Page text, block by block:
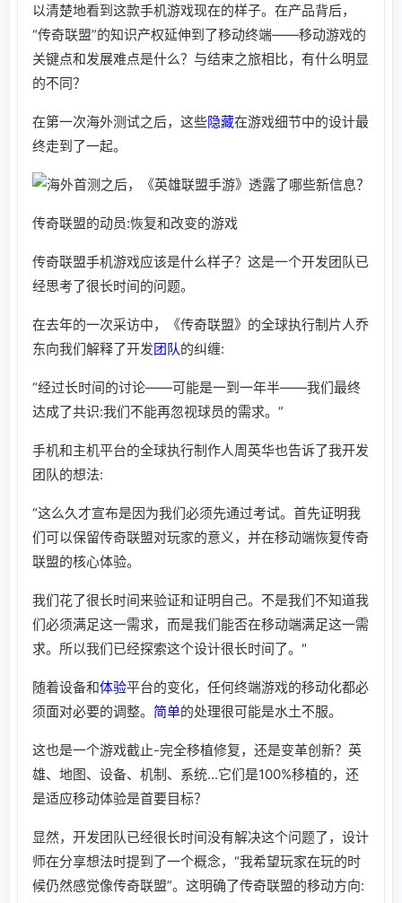
以清楚地看到这款手机游戏现在的样子。在产品背后，
“传奇联盟”的知识产权延伸到了移动终端——移动游戏的
关键点和发展难点是什么？与结束之旅相比，有什么明显
的不同？
在第一次海外测试之后，这些隐藏在游戏细节中的设计最
终走到了一起。
传奇联盟的动员:恢复和改变的游戏
传奇联盟手机游戏应该是什么样子？这是一个开发团队已
经思考了很长时间的问题。
在去年的一次采访中，《传奇联盟》的全球执行制片人乔
东向我们解释了开发团队的纠缠:
“经过长时间的讨论——可能是一到一年半——我们最终
达成了共识:我们不能再忽视球员的需求。”
手机和主机平台的全球执行制作人周英华也告诉了我开发
团队的想法:
“这么久才宣布是因为我们必须先通过考试。首先证明我
们可以保留传奇联盟对玩家的意义，并在移动端恢复传奇
联盟的核心体验。
我们花了很长时间来验证和证明自己。不是我们不知道我
们必须满足这一需求，而是我们能否在移动端满足这一需
求。所以我们已经探索这个设计很长时间了。"
随着设备和体验平台的变化，任何终端游戏的移动化都必
须面对必要的调整。 简单的处理很可能是水土不服。
这也是一个游戏截止-完全移植修复，还是变革创新？英
雄、地图、设备、机制、系统...它们是100%移植的，还
是适应移动体验是首要目标？
显然，开发团队已经很长时间没有解决这个问题了，设计
师在分享想法时提到了一个概念，“我希望玩家在玩的时
候仍然感觉像传奇联盟”。这明确了传奇联盟的移动方向: